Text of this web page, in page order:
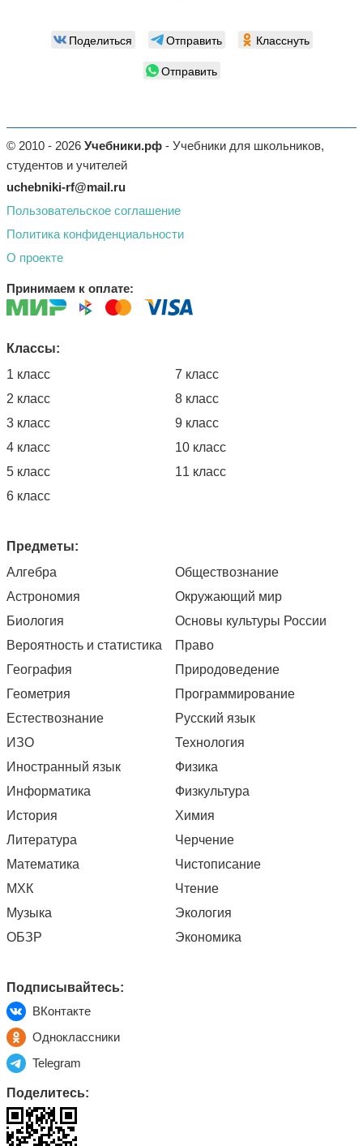
Поделиться Отправить
Класснуть
Отправить
© 2010 - 2026 Учебники.рф - Учебники для школьников,
студентов и учителей
uchebniki-rf@mail.ru
Пользовательское соглашение
Политика конфиденциальности
О проекте
Принимаем к оплате:
Классы:
1 класс
2 класс
3 класс
4 класс
5 класс
6 класс
7 класс
8 класс
9 класс
10 класс
11 класс
Предметы:
Алгебра
Астрономия
Биология
Вероятность и статистика
География
Геометрия
Естествознание
ИЗО
Иностранный язык
Информатика
История
Литература
Математика
МХК
Музыка
ОБЗР
Обществознание
Окружающий мир
Основы культуры России
Право
Природоведение
Программирование
Русский язык
Технология
Физика
Физкультура
Химия
Черчение
Чистописание
Чтение
Экология
Экономика
Подписывайтесь:
ВКонтакте
Одноклассники
Telegram
Поделитесь: